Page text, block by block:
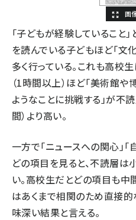
「子どもが経験していること
を読んでいる子どもほど「文
多く行っている。これも高校
（1時間以上）ほど「美術館や
ようなことに挑戦する」が不
間）より高い。
一方で「ニュースへの関心」「
どの項目を見ると、不読層
い。高校生だとどの項目も中
はあくまで相関のため直接
味深い結果と言える。